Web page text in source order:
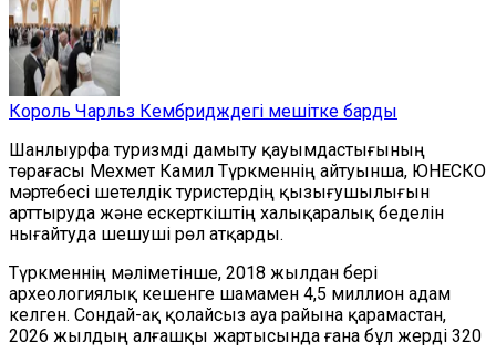
Король Чарльз Кембридждегі мешітке барды
Шанлыурфа туризмді дамыту қауымдастығының
төрағасы Мехмет Камил Түркменнің айтуынша, ЮНЕСКО
мәртебесі шетелдік туристердің қызығушылығын
арттыруда және ескерткіштің халықаралық беделін
нығайтуда шешуші рөл атқарды.
Түркменнің мәліметінше, 2018 жылдан бері
археологиялық кешенге шамамен 4,5 миллион адам
келген. Сондай-ақ қолайсыз ауа райына қарамастан,
2026 жылдың алғашқы жартысында ғана бұл жерді 320